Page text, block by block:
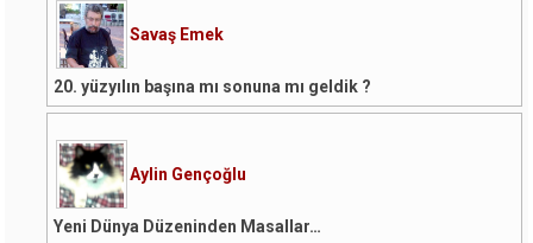
Savaş Emek
20. yüzyılın başına mı sonuna mı geldik ?
Aylin Gençoğlu
Yeni Dünya Düzeninden Masallar…